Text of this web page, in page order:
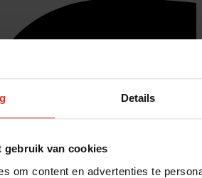
Details
gebruik van cookies
om content en advertenties te